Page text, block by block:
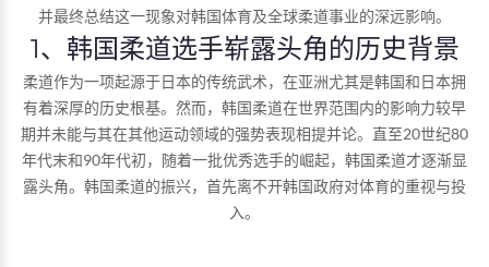
并最终总结这一现象对韩国体育及全球柔道事业的深远影响。
1、韩国柔道选手崭露头角的历史背景
柔道作为一项起源于日本的传统武术，在亚洲尤其是韩国和日本拥
有着深厚的历史根基。然而，韩国柔道在世界范围内的影响力较早
期并未能与其在其他运动领域的强势表现相提并论。直至20世纪80
年代末和90年代初，随着一批优秀选手的崛起，韩国柔道才逐渐显
露头角。韩国柔道的振兴，首先离不开韩国政府对体育的重视与投
入。